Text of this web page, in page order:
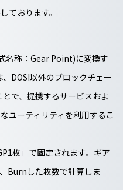
ております。
名称：Gear Point)に変換す
DOSI以外のブロックチェー
で、提携するサービスおよ
ユーティリティを利用するこ
枚」で固定されます。ギア
Burnした枚数で計算しま